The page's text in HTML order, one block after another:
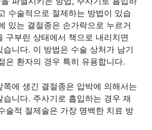
수술적으로 절제하는 방법이 있습
있는 결절종은 손가락으로 누르거
구부린 상태에서 책으로 내리치면
습니다. 이 방법은 수술 상처가 남기
은 환자의 경우 특히 유용합니다.
쪽에 생긴 결절종은 압박에 의해서는
습니다. 주사기로 흡입하는 경우 재
술적 절제술은 가장 명백한 치료 방